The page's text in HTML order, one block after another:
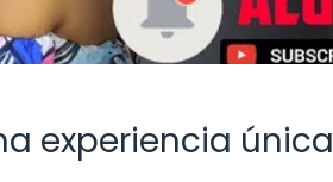
experiencia